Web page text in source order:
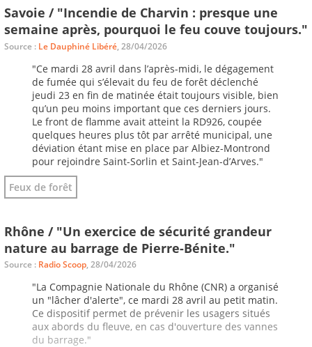
Savoie / "Incendie de Charvin : presque une
semaine après, pourquoi le feu couve toujours."
Source : Le Dauphiné Libéré, 28/04/2026
"Ce mardi 28 avril dans l’après-midi, le dégagement
de fumée qui s’élevait du feu de forêt déclenché
jeudi 23 en fin de matinée était toujours visible, bien
qu’un peu moins important que ces derniers jours.
Le front de flamme avait atteint la RD926, coupée
quelques heures plus tôt par arrêté municipal, une
déviation étant mise en place par Albiez-Montrond
pour rejoindre Saint-Sorlin et Saint-Jean-d’Arves."
Feux de forêt
Rhône / "Un exercice de sécurité grandeur
nature au barrage de Pierre-Bénite."
Source : Radio Scoop, 28/04/2026
"La Compagnie Nationale du Rhône (CNR) a organisé
un "lâcher d'alerte", ce mardi 28 avril au petit matin.
Ce dispositif permet de prévenir les usagers situés
aux abords du fleuve, en cas d'ouverture des vannes
du barrage."